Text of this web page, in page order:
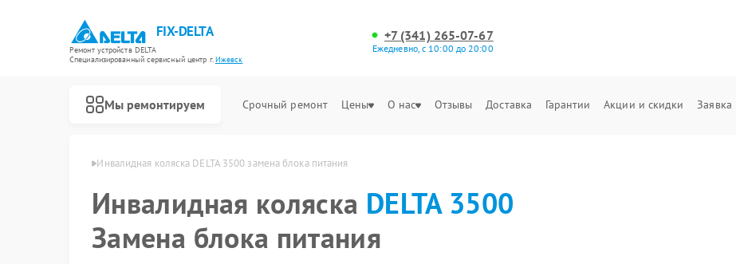
FIX-DELTA
Ремонт устройств DELTA
Специализированный cервисный центр г.Ижевск
+7 (341) 265-07-67
Ежедневно, с 10:00 до 20:00
Мы ремонтируем Срочный ремонт Цены О нас Отзывы Доставка Гарантии Акции и скидки
3500 в Ижевске Инвалидная коляска DELTA 3500 замена блока питания
Инвалидная коляска DELTA 3500
Замена блока питания